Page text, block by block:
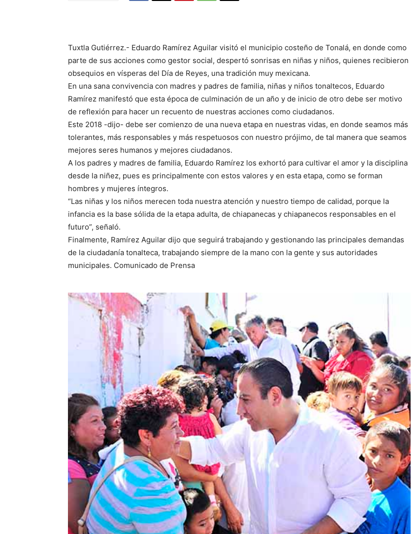
Tuxtla Gutiérrez.- Eduardo Ramírez Aguilar visitó el municipio costeño de Tonalá, en donde como
parte de sus acciones como gestor social, despertó sonrisas en niñas y niños, quienes recibieron
obsequios en vísperas del Día de Reyes, una tradición muy mexicana.
En una sana convivencia con madres y padres de familia, niñas y niños tonaltecos, Eduardo
Ramírez manifestó que esta época de culminación de un año y de inicio de otro debe ser motivo
de reflexión para hacer un recuento de nuestras acciones como ciudadanos.
Este 2018 -dijo- debe ser comienzo de una nueva etapa en nuestras vidas, en donde seamos más
tolerantes, más responsables y más respetuosos con nuestro prójimo, de tal manera que seamos
mejores seres humanos y mejores ciudadanos.
A los padres y madres de familia, Eduardo Ramírez los exhortó para cultivar el amor y la disciplina
desde la niñez, pues es principalmente con estos valores y en esta etapa, como se forman
hombres y mujeres íntegros.
“Las niñas y los niños merecen toda nuestra atención y nuestro tiempo de calidad, porque la
infancia es la base sólida de la etapa adulta, de chiapanecas y chiapanecos responsables en el
futuro”, señaló.
Finalmente, Ramírez Aguilar dijo que seguirá trabajando y gestionando las principales demandas
de la ciudadanía tonalteca, trabajando siempre de la mano con la gente y sus autoridades
municipales. Comunicado de Prensa